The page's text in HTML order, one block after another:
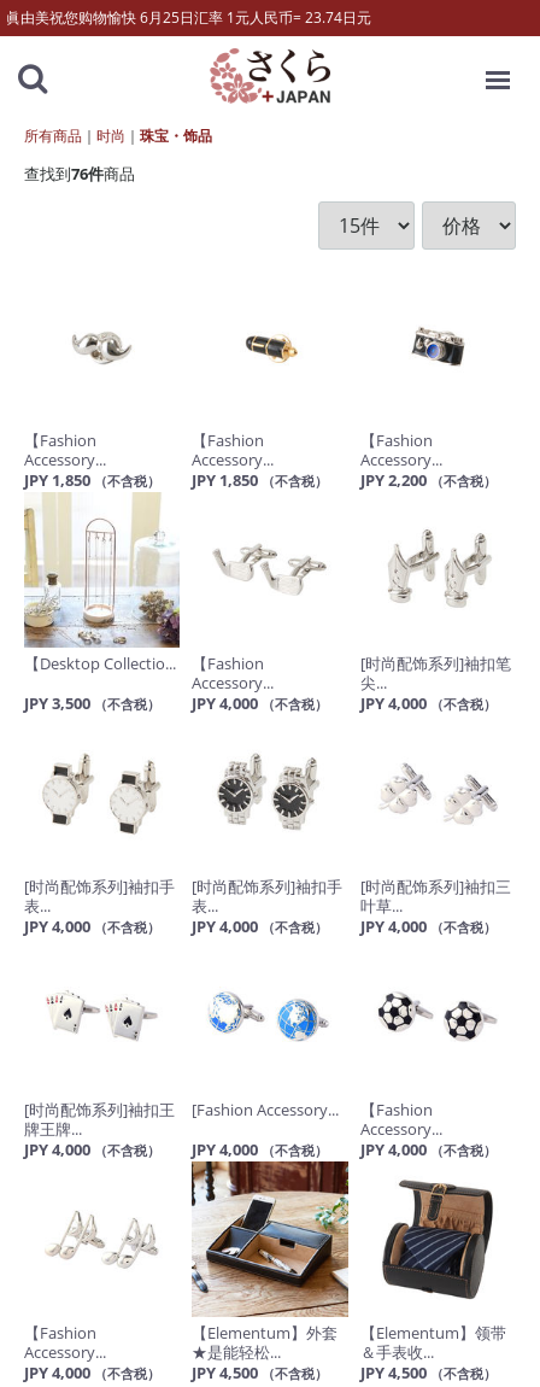
眞由美祝您购物愉快 6月25日汇率 1元人民币= 23.74日元
所有商品 时尚 珠宝・饰品
查找到76件商品
【Fashion
Accessory...
JPY 1,850
（不含税）
【Fashion
Accessory...
JPY 1,850
（不含税）
【Fashion
Accessory...
JPY 2,200
（不含税）
【Desktop Collectio...
JPY 3,500
（不含税）
【Fashion
Accessory...
JPY 4,000
（不含税）
[时尚配饰系列]袖扣笔
尖...
JPY 4,000
（不含税）
[时尚配饰系列]袖扣手
表...
JPY 4,000
（不含税）
[时尚配饰系列]袖扣手
表...
JPY 4,000
（不含税）
[时尚配饰系列]袖扣三
叶草...
JPY 4,000
（不含税）
[时尚配饰系列]袖扣王
牌王牌...
JPY 4,000
（不含税）
[Fashion Accessory...
JPY 4,000
（不含税）
【Fashion
Accessory...
JPY 4,000
（不含税）
【Fashion
Accessory...
JPY 4,000
（不含税）
【Elementum】外套
★是能轻松...
JPY 4,500
（不含税）
【Elementum】领带
＆手表收...
JPY 4,500
（不含税）